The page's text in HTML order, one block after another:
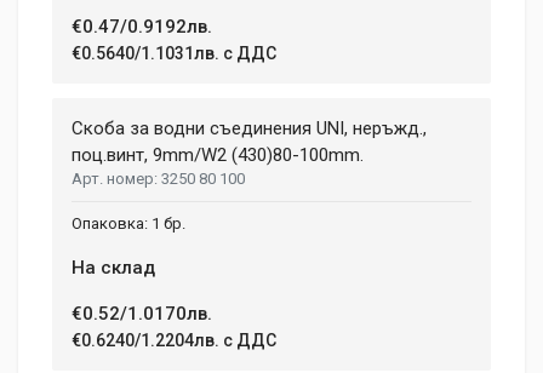
€0.47/0.9192лв.
€0.5640/1.1031лв. с ДДС
Скоба за водни съединения UNI, неръжд.,
поц.винт, 9mm/W2 (430)80-100mm.
3250 80 100
1 бр.
На склад
€0.52/1.0170лв.
€0.6240/1.2204лв. с ДДС